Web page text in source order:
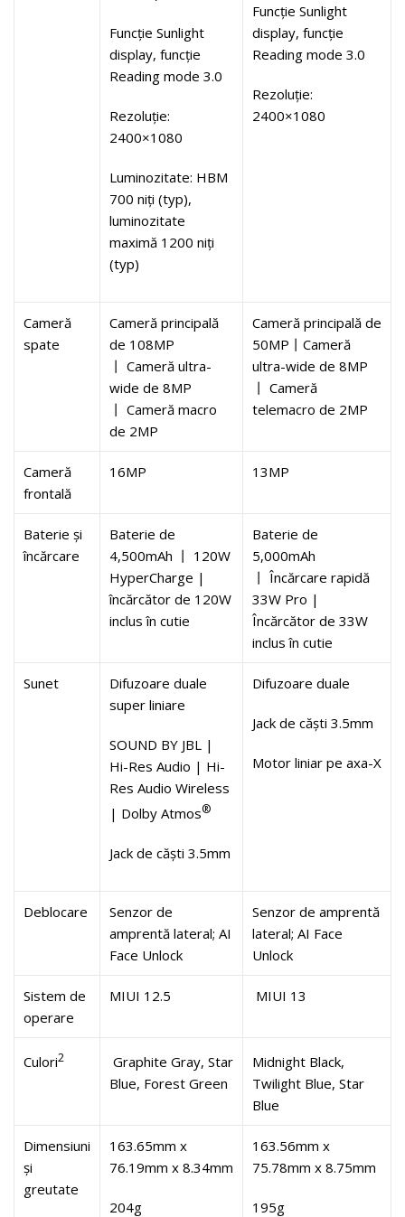
Funcție Sunlight
display, funcție
Reading mode 3.0
Rezoluție:
2400×1080
Luminozitate: HBM
700 niți (typ),
luminozitate
maximă 1200 niți
(typ)
Funcție Sunlight
display, funcție
Reading mode 3.0
Rezoluție:
2400×1080
Cameră
spate
Cameră principală
de 108MP
丨 Cameră ultra-
wide de 8MP
丨 Cameră macro
de 2MP
Cameră principală de
50MP丨Cameră
ultra-wide de 8MP
丨 Cameră
telemacro de 2MP
Cameră
frontală
16MP 13MP
Baterie și
încărcare
Baterie de
4,500mAh 丨 120W
HyperCharge |
încărcător de 120W
inclus în cutie
Baterie de
5,000mAh
丨 Încărcare rapidă
33W Pro |
Încărcător de 33W
inclus în cutie
Sunet
Difuzoare duale
super liniare
SOUND BY JBL |
Hi-Res Audio | Hi-
Res Audio Wireless
| Dolby Atmos®
Jack de căști 3.5mm
Difuzoare duale
Jack de căști 3.5mm
Motor liniar pe axa-X
Deblocare
Senzor de
amprentă lateral; AI
Face Unlock
Senzor de amprentă
lateral; AI Face
Unlock
Sistem de
operare
MIUI 12.5 MIUI 13
Culori2
Graphite Gray, Star
Blue, Forest Green
Midnight Black,
Twilight Blue, Star
Blue
Dimensiuni
și
greutate
163.65mm x
76.19mm x 8.34mm
204g
163.56mm x
75.78mm x 8.75mm
195g